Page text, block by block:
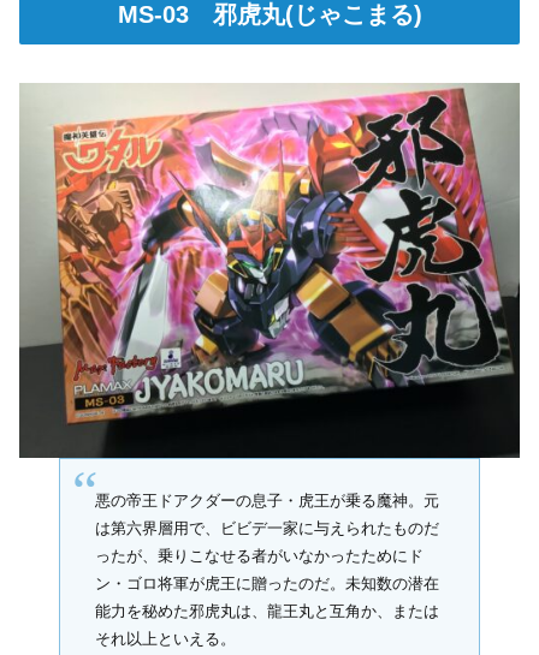
MS-03 邪虎丸(じゃこまる)
悪の帝王ドアクダーの息子・虎王が乗る魔神。元
は第六界層用で、ビビデ一家に与えられたものだ
ったが、乗りこなせる者がいなかったためにド
ン・ゴロ将軍が虎王に贈ったのだ。未知数の潜在
能力を秘めた邪虎丸は、龍王丸と互角か、または
それ以上といえる。